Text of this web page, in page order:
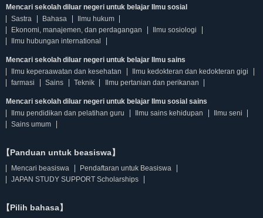
Mencari sekolah diluar negeri untuk belajar Ilmu sosial
Sastra
Bahasa
Ilmu hukum
Ekonomi, manajemen, dan perdagangan
Ilmu sosiologi
Ilmu hubungan international
Mencari sekolah diluar negeri untuk belajar Ilmu sains
Ilmu keperaawatan dan kesehatan
Ilmu kedokteran dan kedokteran gigi
farmasi
Sains Teknik Ilmu pertanian dan perikanan
Mencari sekolah diluar negeri untuk belajar Ilmu sosial sains
Ilmu pendidikan dan pelatihan guru
Ilmu sains kehidupan
Ilmu seni
Sains umum
【Panduan untuk beasiswa】
Mencari beasiswa
Pendaftaran untuk Beasiswa
JAPAN STUDY SUPPORT Scholarships
【Pilih bahasa】